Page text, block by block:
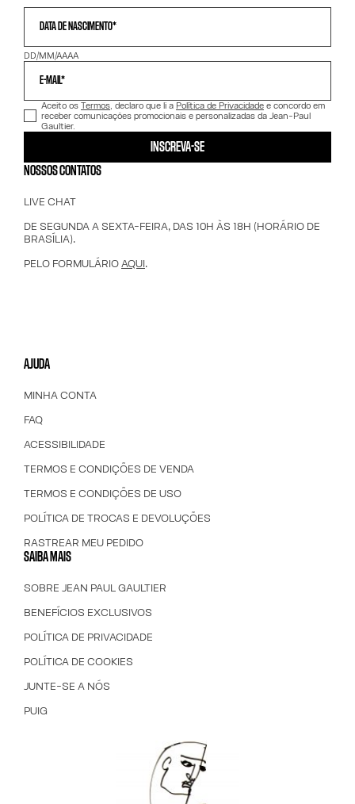
DATA DE NASCIMENTO*
DD/MM/AAAA
E-MAIL*
Aceito os Termos , declaro que li a Política de Privacidade e concordo em
receber comunicações promocionais e personalizadas da Jean-Paul
Gaultier.
INSCREVA-SE
NOSSOS CONTATOS
LIVE CHAT
DE SEGUNDA A SEXTA-FEIRA, DAS 10H ÀS 18H (HORÁRIO DE
BRASÍLIA).
PELO FORMULÁRIO AQUI.
AJUDA
MINHA CONTA
FAQ
ACESSIBILIDADE
TERMOS E CONDIÇÕES DE VENDA
TERMOS E CONDIÇÕES DE USO
POLÍTICA DE TROCAS E DEVOLUÇÕES
RASTREAR MEU PEDIDO
SAIBA MAIS
SOBRE JEAN PAUL GAULTIER
BENEFÍCIOS EXCLUSIVOS
POLÍTICA DE PRIVACIDADE
POLÍTICA DE COOKIES
JUNTE-SE A NÓS
PUIG